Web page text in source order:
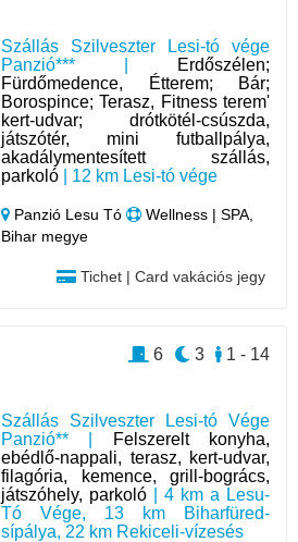
Szállás Szilveszter Lesi-tó vége
Panzió*** |
Erdőszélen;
Fürdőmedence, Étterem; Bár;
Borospince; Terasz, Fitness terem'
kert-udvar; drótkötél-csúszda,
játszótér, mini futballpálya,
akadálymentesített szállás,
parkoló | 12 km Lesi-tó vége
Panzió Lesu Tó
Wellness | SPA,
Bihar megye
Tichet | Card vakációs jegy
Szállás Szilveszter Lesi-tó Vége
Panzió** |
Felszerelt konyha,
ebédlő-nappali, terasz, kert-udvar,
filagória, kemence, grill-bogrács,
játszóhely, parkoló | 4 km a Lesu-
Tó Vége, 13 km Biharfüred-
sípálya, 22 km Rekiceli-vízesés
1 - 14
3
6